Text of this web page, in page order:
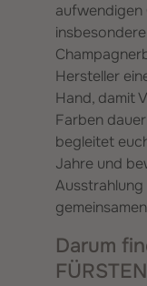
aufwendigen
Hersteller
Hand, damit
Farben
begleitet
Jahre und
Darum